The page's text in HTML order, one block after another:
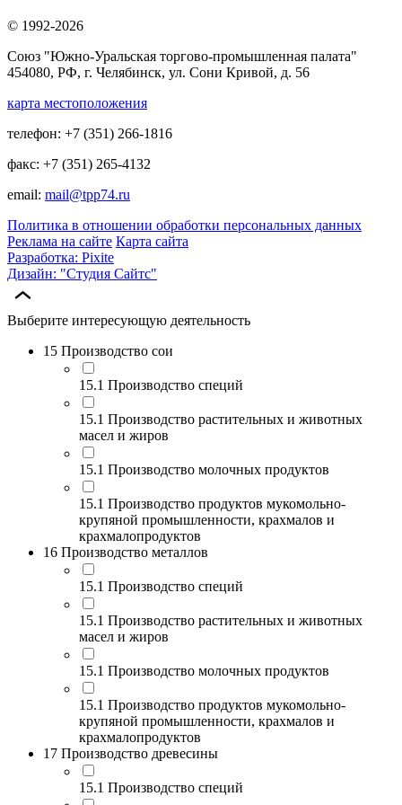
© 1992-2026
Союз "Южно-Уральская торгово-промышленная палата"
454080, РФ, г. Челябинск, ул. Сони Кривой, д. 56
карта местоположения
телефон: +7 (351) 266-1816
факс: +7 (351) 265-4132
email: mail@tpp74.ru
Политика в отношении обработки персональных данных
Реклама на сайте Карта сайта
Разработка: Pixite
Дизайн: "Студия Сайтс"
Выберите интересующую деятельность
15 Производство сои
15.1 Производство специй
15.1 Производство растительных и животных
масел и жиров
15.1 Производство молочных продуктов
15.1 Производство продуктов мукомольно-
крупяной промышленности, крахмалов и
крахмалопродуктов
16 Производство металлов
15.1 Производство специй
15.1 Производство растительных и животных
масел и жиров
15.1 Производство молочных продуктов
15.1 Производство продуктов мукомольно-
крупяной промышленности, крахмалов и
крахмалопродуктов
17 Производство древесины
15.1 Производство специй